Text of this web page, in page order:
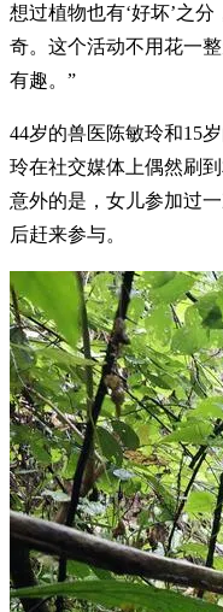
想过植物也有‘好坏’之
奇。这个活动不用花一
有趣。”
44岁的兽医陈敏玲和15
玲在社交媒体上偶然刷
意外的是，女儿参加过
后赶来参与。